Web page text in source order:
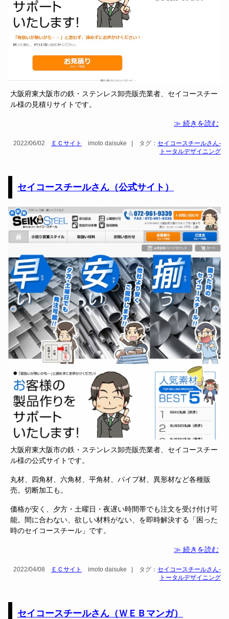
大阪府東大阪市の鉄・ステンレス卸売販売業者、セイコースチー
ル様の見積りサイトです。
≫ 続きを読む
2022/06/02 ＥＣサイト imoto daisuke タグ： セイコースチールさん-
トータルデザイニング
セイコースチールさん（公式サイト）
大阪府東大阪市の鉄・ステンレス卸売販売業者、セイコースチー
ル様の公式サイトです。
丸材、四角材、六角材、平角材、パイプ材、異形材など各種販
売。切断加工も。
価格が安く、夕方・土曜日・夜遅い時間帯でも注文を受け付け可
能。間に合わない、欲しい材料がない、を即時解決する「困った
時のセイコースチール」です。
≫ 続きを読む
2022/04/08 ＥＣサイト imoto daisuke タグ： セイコースチールさん-
トータルデザイニング
セイコースチールさん（ＷＥＢマンガ）